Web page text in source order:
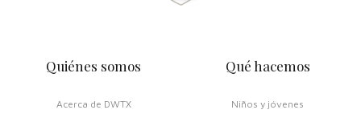
Quiénes somos
Acerca de DWTX
Qué hacemos
Niños y jóvenes